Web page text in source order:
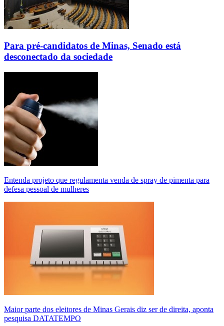
Para pré-candidatos de Minas, Senado está
desconectado da sociedade
Entenda projeto que regulamenta venda de spray de pimenta para
defesa pessoal de mulheres
Maior parte dos eleitores de Minas Gerais diz ser de direita, aponta
pesquisa DATATEMPO